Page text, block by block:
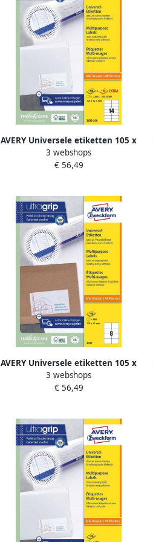
AVERY Universele etiketten 105 x
42 3 mm wit Inkjetprinter
Laserprinter Kopieerapparaat
3 webshops
€ 56,49
AVERY Universele etiketten 105 x
74 mm wit Inkjetprinter
Laserprinter Kopieerapparaat
3 webshops
€ 56,49